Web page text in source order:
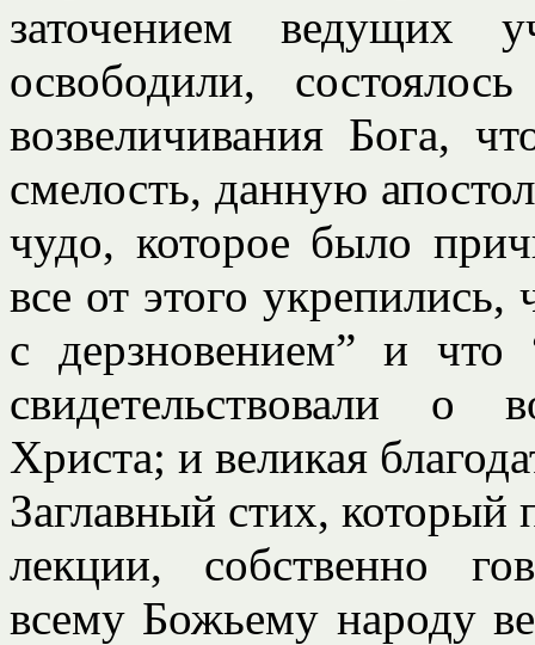
заточением ведущих
освободили,
возвеличивания Бога,
смелость, данную
чудо, которое было
все от этого
с дерзновением” и
свидетельствовали о
Христа; и великая
Заглавный стих, который
лекции, собственно
всему Божьему народу